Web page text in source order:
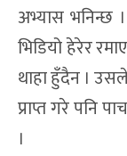
अभ्यास भनिन्छ
भिडियो हेरेर
थाहा हुँदैन ।
प्राप्त गरे पनि
।